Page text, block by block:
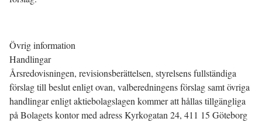
Övrig information
Handlingar
Årsredovisningen, revisionsberättelsen, styrelsens fullständiga
förslag till beslut enligt ovan, valberedningens förslag samt övriga
handlingar enligt aktiebolagslagen kommer att hållas tillgängliga
på Bolagets kontor med adress Kyrkogatan 24, 411 15 Göteborg